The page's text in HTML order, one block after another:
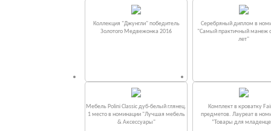
Коллекция "Джунгли" победитель
Золотого Медвежонка 2016
Серебряный диплом в
"Самый практичный манеж
лет"
Мебель Polini Classic дуб-белый глянец.
1 место в номинации "Лучшая мебель
& Аксессуары"
Комплект в кроватку
предметов. Лауреат в
“Товары для